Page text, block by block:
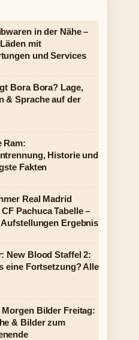
in der Nähe –
mit
und Services
Bora Bora? Lage,
& Sprache auf der
Ram:
Historie und
Fakten
Real Madrid
Pachuca Tabelle –
Aufstellungen Ergebnis
New Blood Staffel 2:
eine Fortsetzung? Alle
Morgen Bilder Freitag:
& Bilder zum